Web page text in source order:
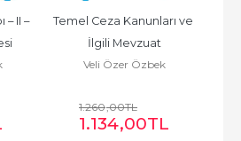
– II –
Temel Ceza Kanunları ve
İlgili Mevzuat
Veli Özer Özbek
1.260,00TL
1.134,00TL